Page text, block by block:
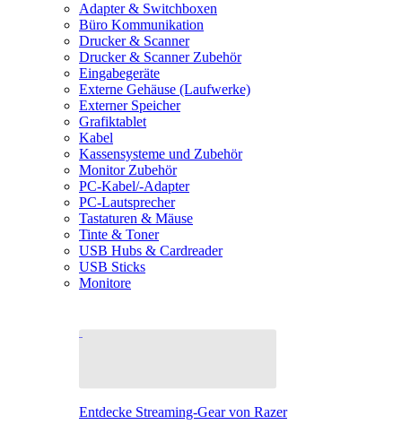
Adapter & Switchboxen
Büro Kommunikation
Drucker & Scanner
Drucker & Scanner Zubehör
Eingabegeräte
Externe Gehäuse (Laufwerke)
Externer Speicher
Grafiktablet
Kabel
Kassensysteme und Zubehör
Monitor Zubehör
PC-Kabel/-Adapter
PC-Lautsprecher
Tastaturen & Mäuse
Tinte & Toner
USB Hubs & Cardreader
USB Sticks
Monitore
Entdecke Streaming-Gear von Razer